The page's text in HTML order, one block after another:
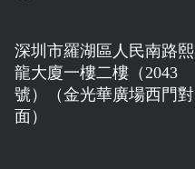
深圳市羅湖區人民南路熙
龍大廈一樓二樓（2043
號）（金光華廣場西門對
面）